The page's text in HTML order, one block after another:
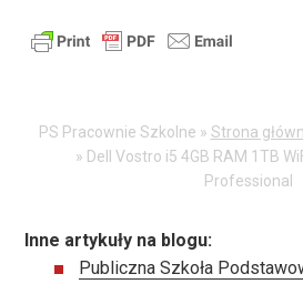
PS Pracownie Szkolne » Strona
» Dell Vostro i5 4GB RAM 1TB
Professional
Inne artykuły na blogu:
Publiczna Szkoła